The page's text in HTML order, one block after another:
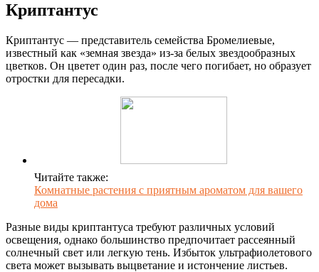
Криптантус
Криптантус — представитель семейства Бромелиевые,
известный как «земная звезда» из-за белых звездообразных
цветков. Он цветет один раз, после чего погибает, но образует
отростки для пересадки.
Читайте также:
Комнатные растения с приятным ароматом для вашего
дома
Разные виды криптантуса требуют различных условий
освещения, однако большинство предпочитает рассеянный
солнечный свет или легкую тень. Избыток ультрафиолетового
света может вызывать выцветание и истончение листьев.